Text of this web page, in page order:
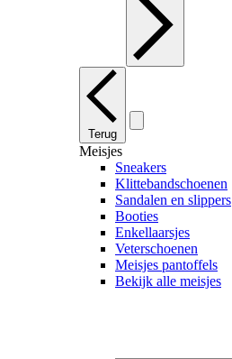
Terug
Meisjes
Sneakers
Klittebandschoenen
Sandalen en slippers
Booties
Enkellaarsjes
Veterschoenen
Meisjes pantoffels
Bekijk alle meisjes